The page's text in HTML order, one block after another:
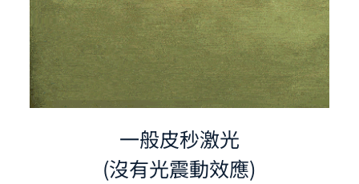
一般皮秒激光
(沒有光震動效應)​